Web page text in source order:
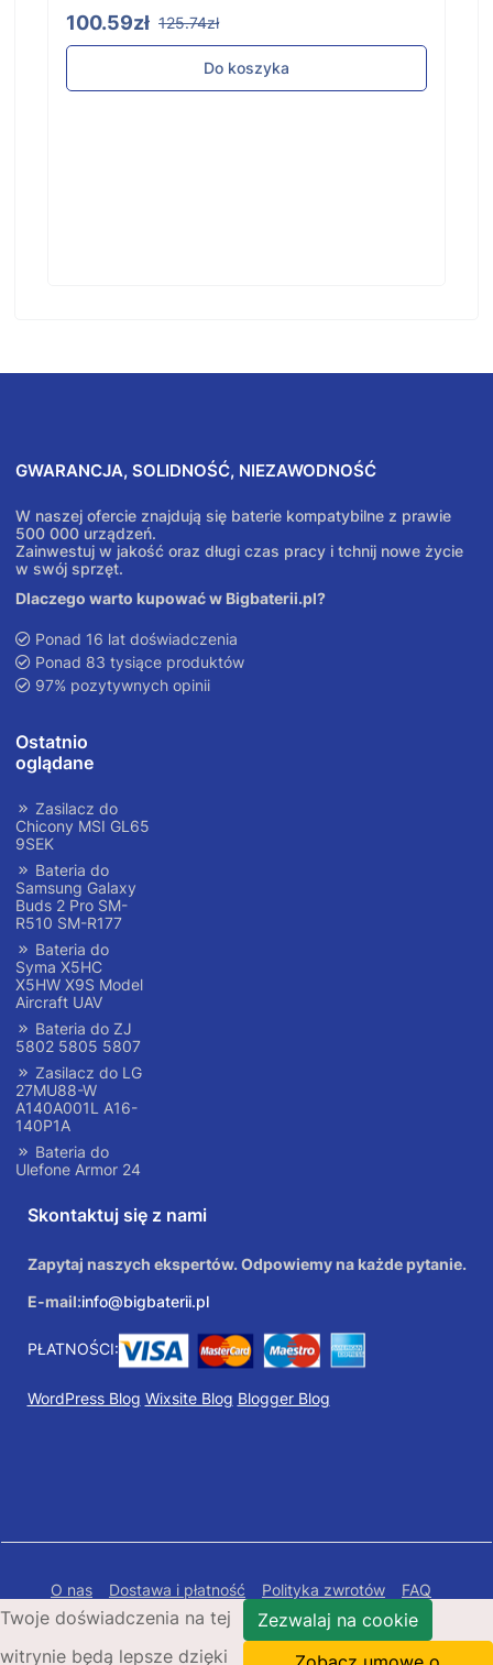
100.59zł 125.74zł
Do koszyka
GWARANCJA, SOLIDNOŚĆ, NIEZAWODNOŚĆ
W naszej ofercie znajdują się baterie kompatybilne z prawie
500 000 urządzeń.
Zainwestuj w jakość oraz długi czas pracy i tchnij nowe życie
w swój sprzęt.
Dlaczego warto kupować w Bigbaterii.pl?
Ponad 16 lat doświadczenia
Ponad 83 tysiące produktów
97% pozytywnych opinii
Ostatnio
oglądane
Zasilacz do
Chicony MSI GL65
9SEK
Bateria do
Samsung Galaxy
Buds 2 Pro SM-
R510 SM-R177
Bateria do
Syma X5HC
X5HW X9S Model
Aircraft UAV
Bateria do ZJ
5802 5805 5807
Zasilacz do LG
27MU88-W
A140A001L A16-
140P1A
Bateria do
Ulefone Armor 24
Skontaktuj się z nami
Zapytaj naszych ekspertów. Odpowiemy na każde pytanie.
E-mail:info@bigbaterii.pl
PŁATNOŚCI:
WordPress Blog Wixsite Blog Blogger Blog
O nas Dostawa i płatność Polityka zwrotów
FAQ
Polityka prywatności
Mapa Strony
Copyright © 2026 Bigbaterii.pl. Wszelkie prawa
Twoje doświadczenia na tej
witrynie będą lepsze dzięki
Zezwalaj na cookie